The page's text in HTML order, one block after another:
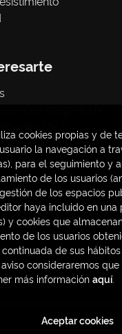
oficina
de Saboya, 4
contacto
. Todos los Derechos
cookies propias y de
la navegación a
para el seguimiento y
de los usuarios
de los espacios
haya incluido en una
y cookies que
de los usuarios
de sus
consideraremos que
más información aquí.
Aceptar cookies